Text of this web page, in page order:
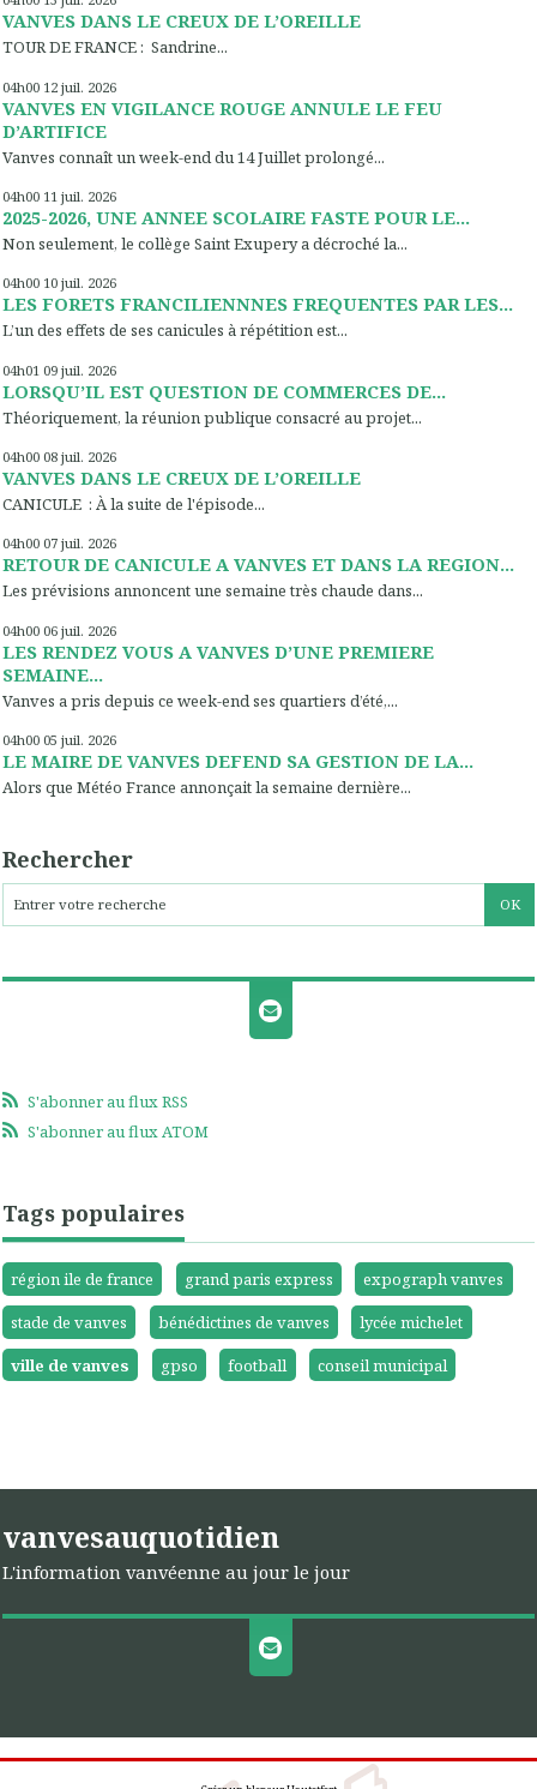
VANVES DANS LE CREUX DE L’OREILLE
TOUR DE FRANCE : Sandrine...
04h00 12 juil. 2026
VANVES EN VIGILANCE ROUGE ANNULE LE FEU
D’ARTIFICE
Vanves connaît un week-end du 14 Juillet prolongé...
04h00 11 juil. 2026
2025-2026, UNE ANNEE SCOLAIRE FASTE POUR LE...
Non seulement, le collège Saint Exupery a décroché la...
04h00 10 juil. 2026
LES FORETS FRANCILIENNNES FREQUENTES PAR LES...
L’un des effets de ses canicules à répétition est...
04h01 09 juil. 2026
LORSQU’IL EST QUESTION DE COMMERCES DE...
Théoriquement, la réunion publique consacré au projet...
04h00 08 juil. 2026
VANVES DANS LE CREUX DE L’OREILLE
CANICULE : À la suite de l'épisode...
04h00 07 juil. 2026
RETOUR DE CANICULE A VANVES ET DANS LA REGION...
Les prévisions annoncent une semaine très chaude dans...
04h00 06 juil. 2026
LES RENDEZ VOUS A VANVES D’UNE PREMIERE
SEMAINE...
Vanves a pris depuis ce week-end ses quartiers d’été,...
04h00 05 juil. 2026
LE MAIRE DE VANVES DEFEND SA GESTION DE LA...
Alors que Météo France annonçait la semaine dernière...
Rechercher
S'abonner au flux RSS
S'abonner au flux ATOM
Tags populaires
région ile de france grand paris express
expograph vanves
stade de vanves
bénédictines de vanves
lycée michelet
ville de vanves
gpso football conseil municipal
vanvesauquotidien
L'information vanvéenne au jour le jour